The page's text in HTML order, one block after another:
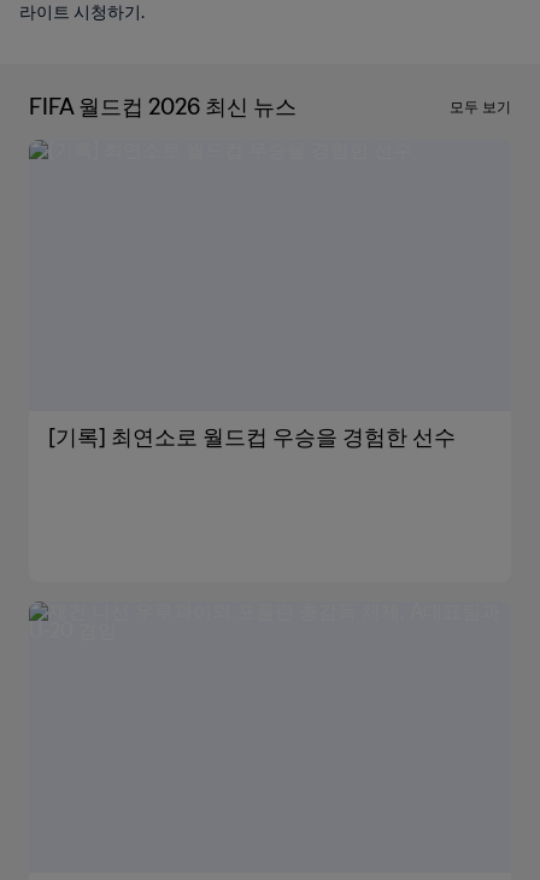
라이트 시청하기.
FIFA 월드컵 2026 최신 뉴스 모두 보기
[기록] 최연소로 월드컵 우승을 경험한 선수